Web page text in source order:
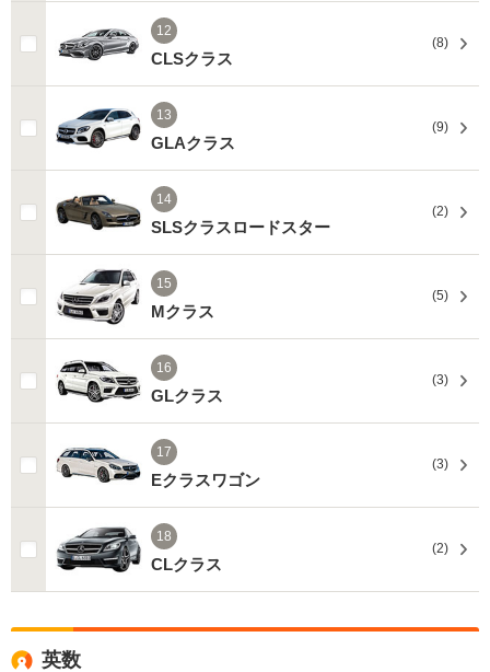
12
CLSクラス
(8)
13
GLAクラス
(9)
14
SLSクラスロードスター
(2)
15
Mクラス
(5)
16
GLクラス
(3)
17
Eクラスワゴン
(3)
18
CLクラス
(2)
英数